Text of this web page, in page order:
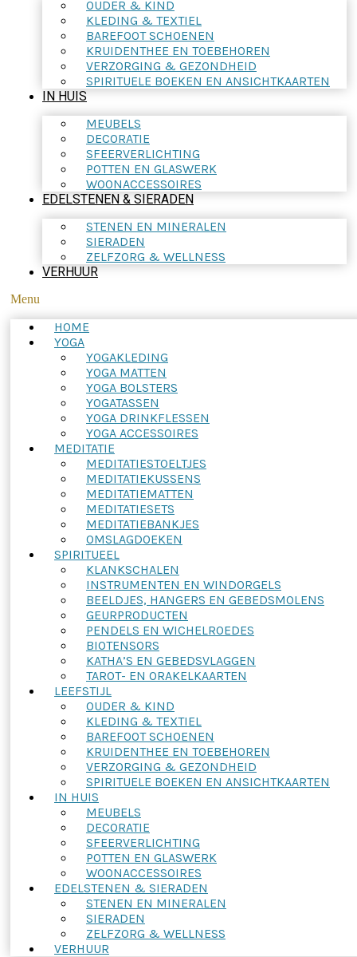
OUDER & KIND
KLEDING & TEXTIEL
BAREFOOT SCHOENEN
KRUIDENTHEE EN TOEBEHOREN
VERZORGING & GEZONDHEID
SPIRITUELE BOEKEN EN ANSICHTKAARTEN
IN HUIS
MEUBELS
DECORATIE
SFEERVERLICHTING
POTTEN EN GLASWERK
WOONACCESSOIRES
EDELSTENEN & SIERADEN
STENEN EN MINERALEN
SIERADEN
ZELFZORG & WELLNESS
VERHUUR
Menu
HOME
YOGA
YOGAKLEDING
YOGA MATTEN
YOGA BOLSTERS
YOGATASSEN
YOGA DRINKFLESSEN
YOGA ACCESSOIRES
MEDITATIE
MEDITATIESTOELTJES
MEDITATIEKUSSENS
MEDITATIEMATTEN
MEDITATIESETS
MEDITATIEBANKJES
OMSLAGDOEKEN
SPIRITUEEL
KLANKSCHALEN
INSTRUMENTEN EN WINDORGELS
BEELDJES, HANGERS EN GEBEDSMOLENS
GEURPRODUCTEN
PENDELS EN WICHELROEDES
BIOTENSORS
KATHA’S EN GEBEDSVLAGGEN
TAROT- EN ORAKELKAARTEN
LEEFSTIJL
OUDER & KIND
KLEDING & TEXTIEL
BAREFOOT SCHOENEN
KRUIDENTHEE EN TOEBEHOREN
VERZORGING & GEZONDHEID
SPIRITUELE BOEKEN EN ANSICHTKAARTEN
IN HUIS
MEUBELS
DECORATIE
SFEERVERLICHTING
POTTEN EN GLASWERK
WOONACCESSOIRES
EDELSTENEN & SIERADEN
STENEN EN MINERALEN
SIERADEN
ZELFZORG & WELLNESS
VERHUUR